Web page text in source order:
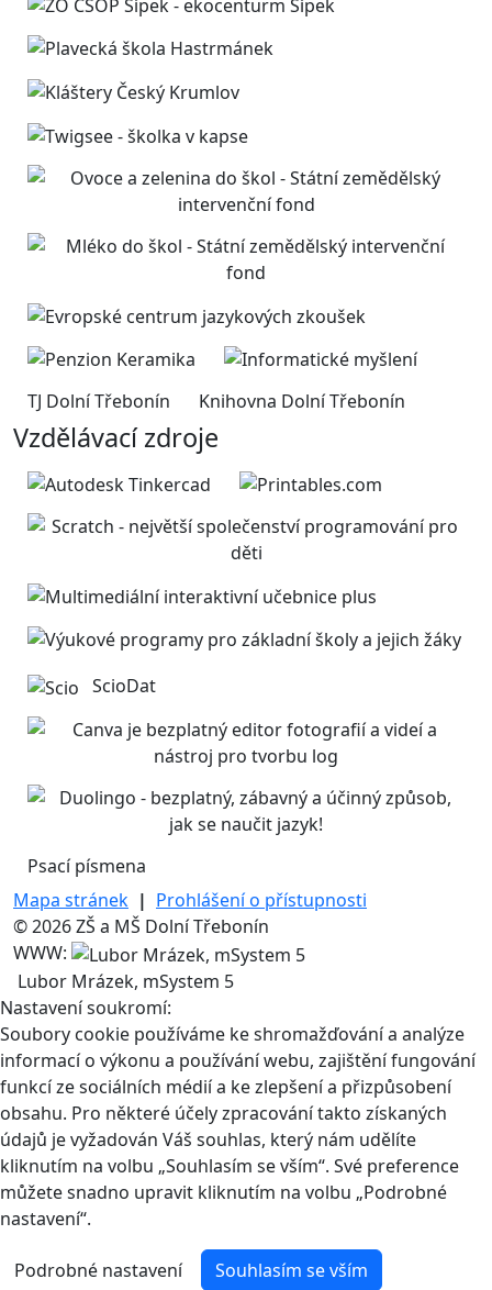
TJ Dolní Třebonín Knihovna Dolní Třebonín
Vzdělávací zdroje
ScioDat
Psací písmena
Mapa stránek | Prohlášení o přístupnosti
© 2026 ZŠ a MŠ Dolní Třebonín
WWW:
Lubor Mrázek, mSystem 5
Nastavení soukromí:
Soubory cookie používáme ke shromažďování a analýze
informací o výkonu a používání webu, zajištění fungování
funkcí ze sociálních médií a ke zlepšení a přizpůsobení
obsahu. Pro některé účely zpracování takto získaných
údajů je vyžadován Váš souhlas, který nám udělíte
kliknutím na volbu „Souhlasím se vším“. Své preference
můžete snadno upravit kliknutím na volbu „Podrobné
nastavení“.
Podrobné nastavení Souhlasím se vším